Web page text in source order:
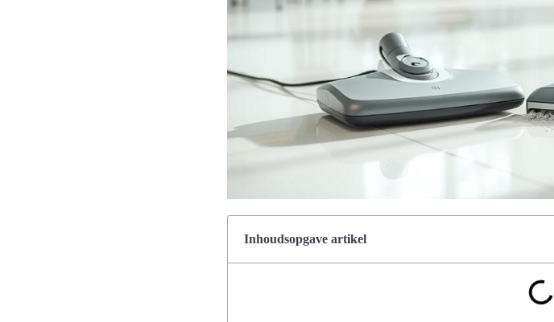
Inhoudsopgave artikel